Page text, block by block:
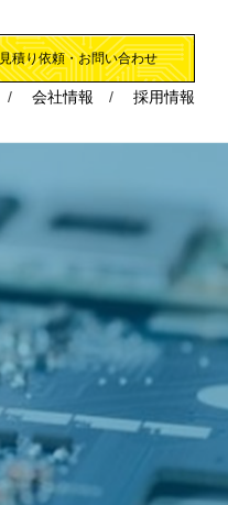
見積り依頼・お問い合わせ
会社情報 採用情報